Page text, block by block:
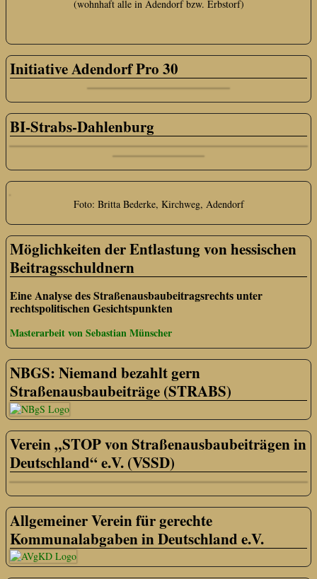
(wohnhaft alle in Adendorf bzw. Erbstorf)
Initiative Adendorf Pro 30
BI-Strabs-Dahlenburg
Foto: Britta Bederke, Kirchweg, Adendorf
Möglichkeiten der Entlastung von hessischen
Beitragsschuldnern
Eine Analyse des Straßenausbaubeitragsrechts unter
rechtspolitischen Gesichtspunkten
Masterarbeit von Sebastian Münscher
NBGS: Niemand bezahlt gern
Straßenausbaubeiträge (STRABS)
Verein „STOP von Straßenausbaubeiträgen in
Deutschland“ e.V. (VSSD)
Allgemeiner Verein für gerechte
Kommunalabgaben in Deutschland e.V.